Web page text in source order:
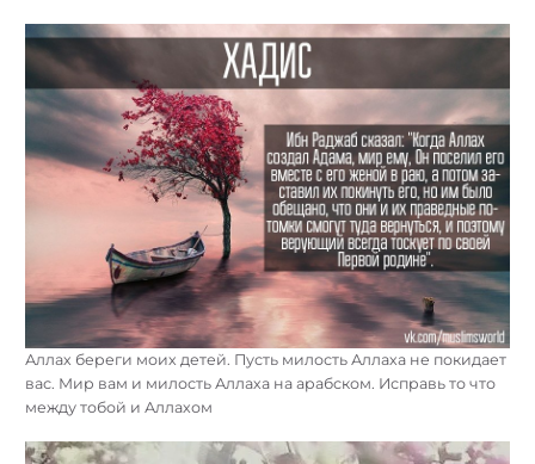
Аллах береги моих детей. Пусть милость Аллаха не покидает
вас. Мир вам и милость Аллаха на арабском. Исправь то что
между тобой и Аллахом